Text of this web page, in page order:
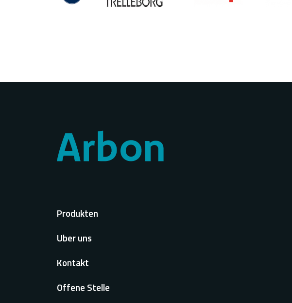
Voet
Produkten
Uber uns
Kontakt
Offene Stelle